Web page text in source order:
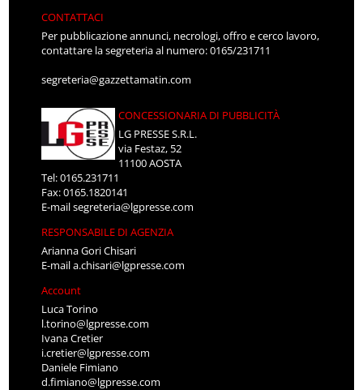
CONTATTACI
Per pubblicazione annunci, necrologi, offro e cerco lavoro,
contattare la segreteria al numero: 0165/231711
segreteria@gazzettamatin.com
CONCESSIONARIA DI PUBBLICITÀ
LG PRESSE S.R.L.
via Festaz, 52
11100 AOSTA
Tel: 0165.231711
Fax: 0165.1820141
E-mailsegreteria@lgpresse.com
RESPONSABILE DI AGENZIA
Arianna Gori Chisari
E-maila.chisari@lgpresse.com
Account
Luca Torino
l.torino@lgpresse.com
Ivana Cretier
i.cretier@lgpresse.com
Daniele Fimiano
d.fimiano@lgpresse.com